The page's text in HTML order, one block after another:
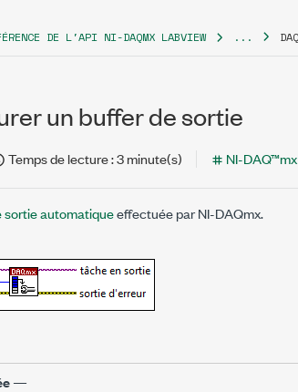
DE L'API NI-DAQMX LABVIEW ...
un buffer de sortie
Temps de lecture : 3 minute(s) NI-DAQ™mx
sortie automatiqueeffectuée par NI-DAQmx.
—